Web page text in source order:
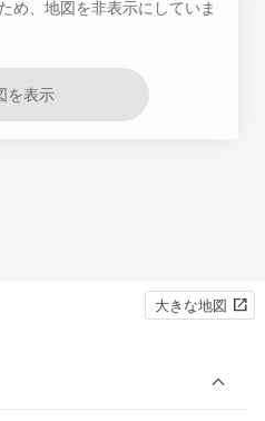
め、地図を非表示にしていま
を表示
大きな地図